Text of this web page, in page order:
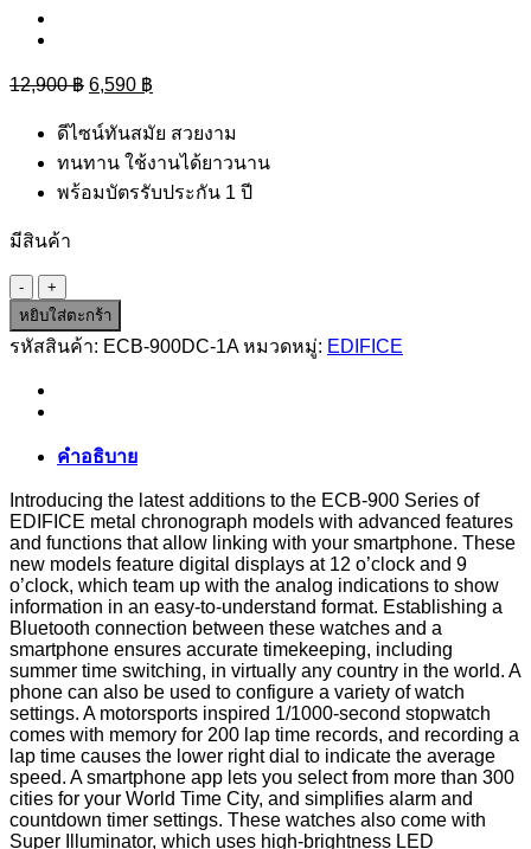
12,900฿ Original
price
was:
12,900 ฿.
6,590 ฿
price
is:
ดีไซน์ทันสมัย สวยงาม
ทนทาน ใช้งานได้ยาวนาน
พร้อมบัตรรับประกัน 1 ปี
มีสินค้า
จำนวน
ECB-
900DC-
1A
หยิบใส่ตะกร้า
รหัสสินค้า: ECB-900DC-1A หมวดหมู่: EDIFICE
คำอธิบาย
Introducing the latest additions to the ECB-900 Series of
EDIFICE metal chronograph models with advanced features
and functions that allow linking with your smartphone. These
new models feature digital displays at 12 o’clock and 9
o’clock, which team up with the analog indications to show
information in an easy-to-understand format. Establishing a
Bluetooth connection between these watches and a
smartphone ensures accurate timekeeping, including
summer time switching, in virtually any country in the world. A
phone can also be used to configure a variety of watch
settings. A motorsports inspired 1/1000-second stopwatch
comes with memory for 200 lap time records, and recording a
lap time causes the lower right dial to indicate the average
speed. A smartphone app lets you select from more than 300
cities for your World Time City, and simplifies alarm and
countdown timer settings. These watches also come with
Super Illuminator, which uses high-brightness LED